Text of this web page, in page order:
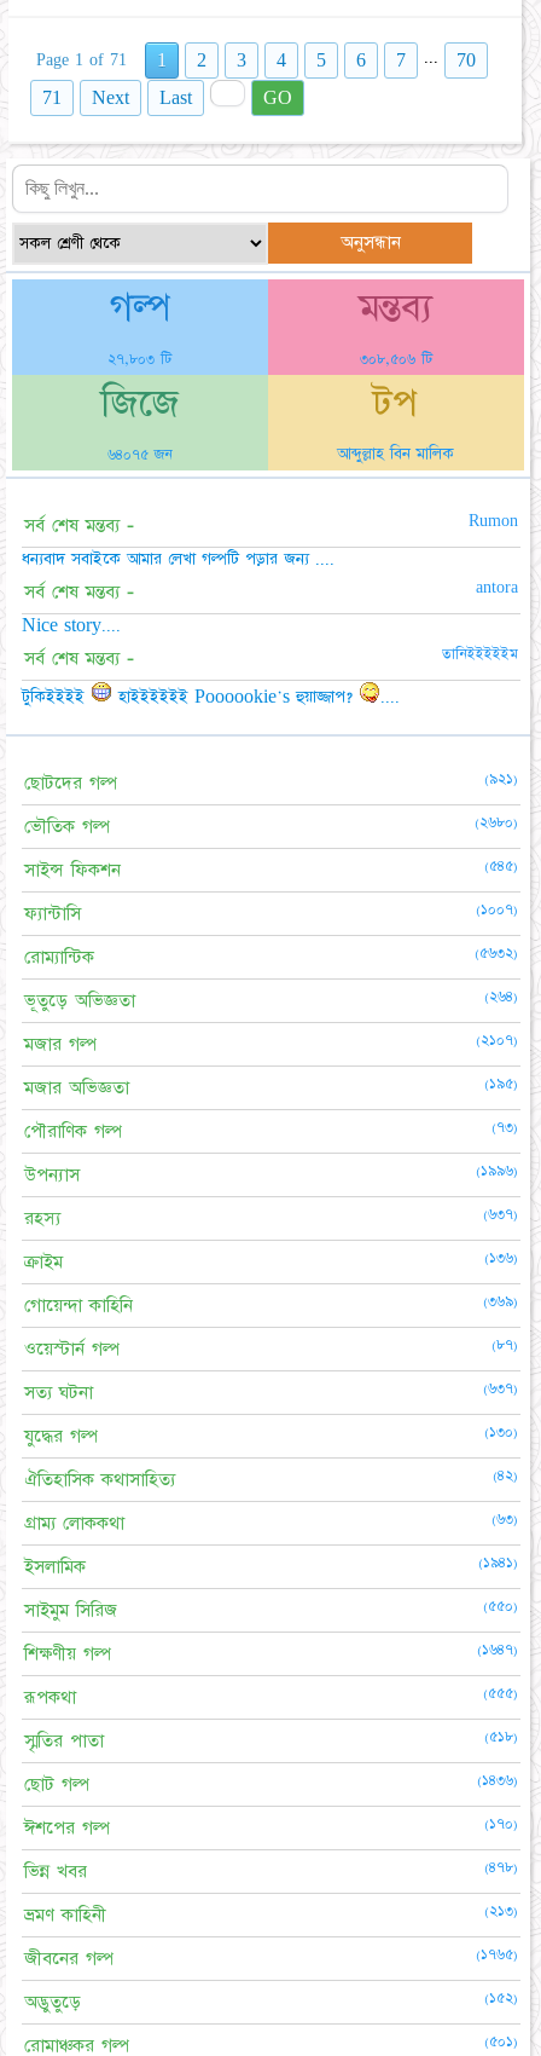
Page 1 of 71 1 2 3 4 5 6 7 ...
70
71
Next Last GO
গল্প
২৭,৮০৩ টি
মন্তব্য
৩০৮,৫০৬ টি
জিজে
৬৪০৭৫ জন
টপ
আব্দুল্লাহ বিন মালিক
সর্ব শেষ মন্তব্য - Rumon
ধন্যবাদ সবাইকে আমার লেখা গল্পটি পড়ার জন্য ....
সর্ব শেষ মন্তব্য - antora
Nice story....
সর্ব শেষ মন্তব্য - তানিইইইইইম
টুকিইইইই হাইইইইইই Poooookie's হুয়াজ্জাপ? ....
ছোটদের গল্প (৯২১)
ভৌতিক গল্প (২৬৮০)
সাইন্স ফিকশন (৫৪৫)
ফ্যান্টাসি (১০০৭)
রোম্যান্টিক (৫৬৩২)
ভূতুড়ে অভিজ্ঞতা (২৬৪)
মজার গল্প (২১০৭)
মজার অভিজ্ঞতা (১৯৫)
পৌরাণিক গল্প (৭৩)
উপন্যাস (১৯৯৬)
রহস্য (৬৩৭)
ক্রাইম (১৩৬)
গোয়েন্দা কাহিনি (৩৬৯)
ওয়েস্টার্ন গল্প (৮৭)
সত্য ঘটনা (৬৩৭)
যুদ্ধের গল্প (১৩০)
ঐতিহাসিক কথাসাহিত্য (৪২)
গ্রাম্য লোককথা (৬৩)
ইসলামিক (১৯৪১)
সাইমুম সিরিজ (৫৫০)
শিক্ষণীয় গল্প (১৬৪৭)
রূপকথা (৫৫৫)
স্মৃতির পাতা (৫১৮)
ছোট গল্প (১৪৩৬)
ঈশপের গল্প (১৭০)
ভিন্ন খবর (৪৭৮)
ভ্রমণ কাহিনী (২১৩)
জীবনের গল্প (১৭৬৫)
অদ্ভুতুড়ে (১৫২)
রোমাঞ্চকর গল্প (৫০১)